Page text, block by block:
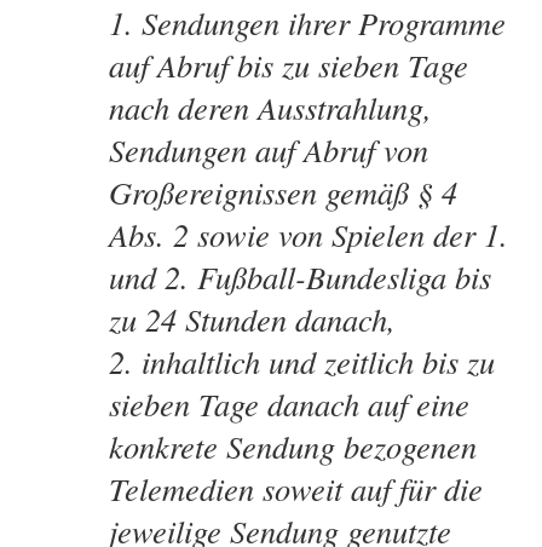
Sendungen ihrer Programme
auf Abruf bis zu sieben Tage
nach deren Ausstrahlung,
Sendungen auf Abruf von
Großereignissen gemäß § 4
Abs. 2 sowie von Spielen der 1.
und 2. Fußball-Bundesliga bis
zu 24 Stunden danach,
inhaltlich und zeitlich bis zu
sieben Tage danach auf eine
konkrete Sendung bezogenen
Telemedien soweit auf für die
jeweilige Sendung genutzte